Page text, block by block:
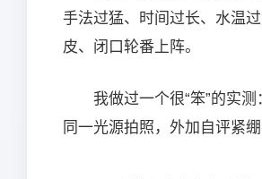
手法过猛、时间过长、水温
皮、闭口轮番上阵。
我做过一个很“笨”的实
同一光源拍照，外加自评紧